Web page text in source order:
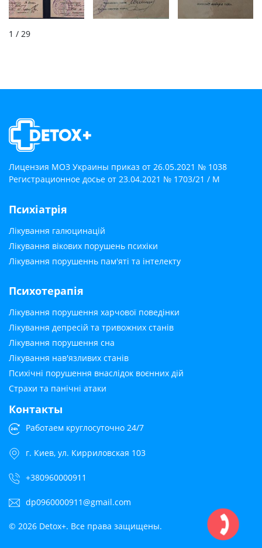
1 / 29
Лицензия МОЗ Украины приказ от 26.05.2021 № 1038
Регистрационное досье от 23.04.2021 № 1703/21 / М
Психіатрія
Лікування галюцинацій
Лікування вікових порушень психіки
Лікування порушеннь пам'яті та інтелекту
Психотерапія
Лікування порушення харчової поведінки
Лікування депресій та тривожних станів
Лікування порушення сна
Лікування нав'язливих станів
Психічні порушення внаслідок воєнних дій
Страхи та панічні атаки
Контакты
Работаем круглосуточно 24/7
г. Киев, ул. Кирриловская 103
+380960000911
dp0960000911@gmail.com
© 2026 Detox+. Все права защищены.